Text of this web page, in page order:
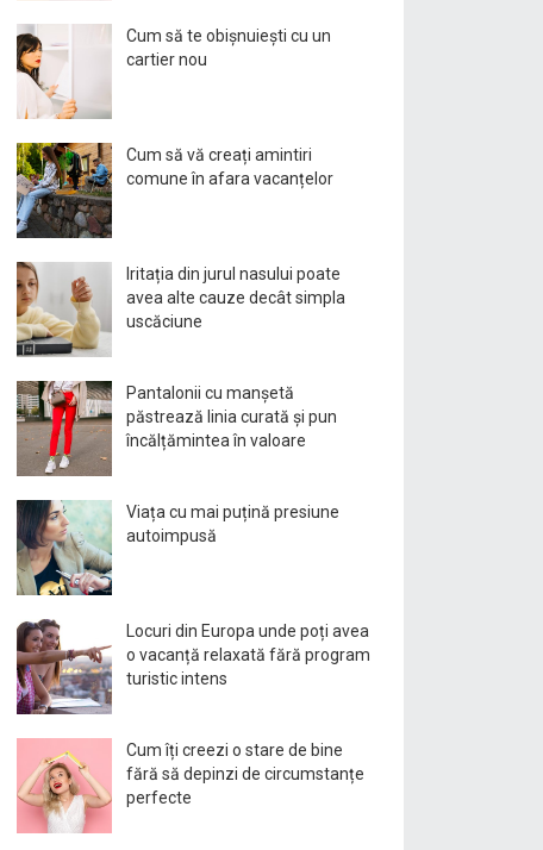
Cum să te obișnuiești cu un
cartier nou
Cum să vă creați amintiri
comune în afara vacanțelor
Iritația din jurul nasului poate
avea alte cauze decât simpla
uscăciune
Pantalonii cu manșetă
păstrează linia curată și pun
încălțămintea în valoare
Viața cu mai puțină presiune
autoimpusă
Locuri din Europa unde poți avea
o vacanță relaxată fără program
turistic intens
Cum îți creezi o stare de bine
fără să depinzi de circumstanțe
perfecte